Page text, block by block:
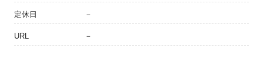
定休日 －
URL －